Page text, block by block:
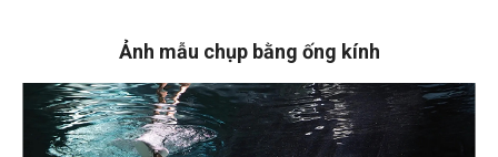
Ảnh mẫu chụp bằng ống kính